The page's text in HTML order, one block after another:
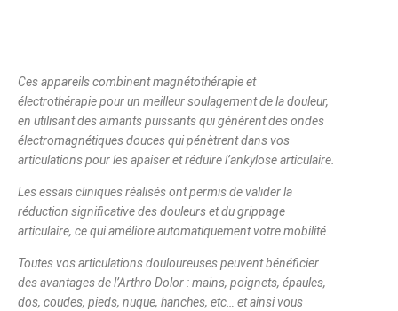
Ces appareils combinent magnétothérapie et
électrothérapie pour un meilleur soulagement de la douleur,
en utilisant des aimants puissants qui génèrent des ondes
électromagnétiques douces qui pénètrent dans vos
articulations pour les apaiser et réduire l’ankylose articulaire.
Les essais cliniques réalisés ont permis de valider la
réduction significative des douleurs et du grippage
articulaire, ce qui améliore automatiquement votre mobilité.
Toutes vos articulations douloureuses peuvent bénéficier
des avantages de l’Arthro Dolor : mains, poignets, épaules,
dos, coudes, pieds, nuque, hanches, etc… et ainsi vous